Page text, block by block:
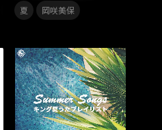
80年代 , 90年代 ,
夏 岡咲美保